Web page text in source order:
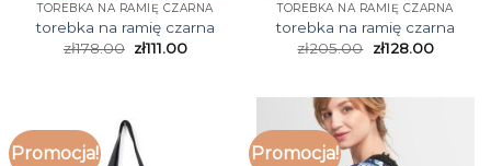
TOREBKA NA RAMIĘ CZARNA
torebka na ramię czarna
zł178.00 zł111.00
TOREBKA NA RAMIĘ CZARNA
torebka na ramię czarna
zł205.00 zł128.00
Promocja! Promocja!